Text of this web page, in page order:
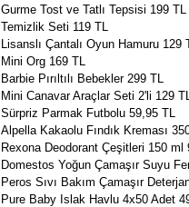
Gurme Tost ve Tatlı Tepsisi 199 TL
Temizlik Seti 119 TL
Lisanslı Çantalı Oyun Hamuru 129
Mini Org 169 TL
Barbie Pırıltılı Bebekler 299 TL
Mini Canavar Araçlar Seti 2'li 129
Sürpriz Parmak Futbolu 59,95 TL
Alpella Kakaolu Fındık Kreması
Rexona Deodorant Çeşitleri 150 ml
Domestos Yoğun Çamaşır Suyu
Peros Sıvı Bakım Çamaşır
Pure Baby Islak Havlu 4x50 Adet